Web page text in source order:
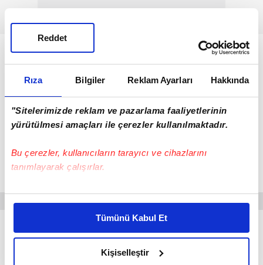
Rıza Bilgiler Reklam Ayarları Hakkında
"Sitelerimizde reklam ve pazarlama faaliyetlerinin
yürütülmesi amaçları ile çerezler kullanılmaktadır.
Bu çerezler, kullanıcıların tarayıcı ve cihazlarını
tanımlayarak çalışırlar.
Bu çerezlere izin vermeniz halinde sizlere özel
daha iyi reklam deneyimi yaşatabiliriz. Bunu yaparken
amacımızın size daha iyi bir reklam deneyimi sunmak
olduğunu ve sizlere en iyi içerikleri sunabilmek adına
Tümünü Kabul Et
Kişiselleştir
Reddet
ESMA-İ HÜSNA
◾ Yüce Allah'ın (CC) isimleri olarak